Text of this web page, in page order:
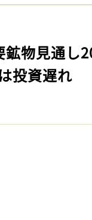
鉱物見通
投資遅れ